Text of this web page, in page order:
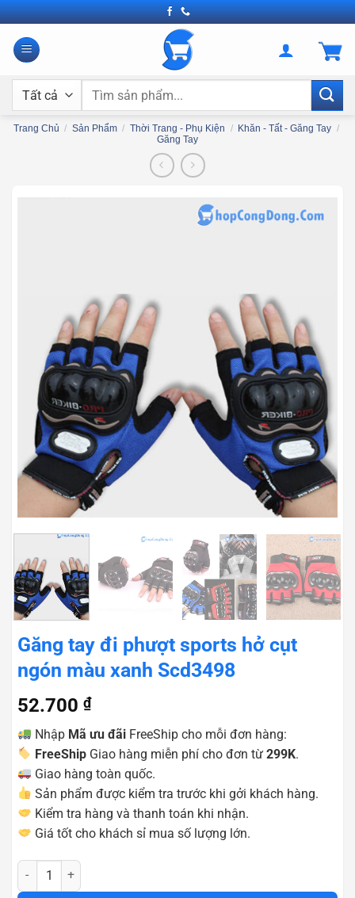
Bỏ
qua
nội
Tìm
Trang Chủ / Sản Phẩm / Thời Trang - Phụ Kiện / Khăn - Tất - Găng Tay /
Găng Tay
Găng tay đi phượt sports hở cụt
ngón màu xanh Scd3498
52.700 ₫
Nhập Mã ưu đãi FreeShip cho mỗi đơn hàng:
FreeShip Giao hàng miễn phí cho đơn từ299K.
Giao hàng toàn quốc.
Sản phẩm được kiểm tra trước khi gởi khách hàng.
Kiểm tra hàng và thanh toán khi nhận.
Giá tốt cho khách sỉ mua số lượng lớn.
Găng tay đi phượt sports hở cụt ngón màu xanh Scd3498 số lượng